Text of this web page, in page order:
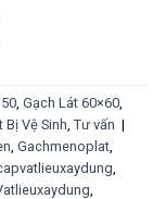
Gạch Lát 60×60
Bị Vệ Sinh Tư vấn |
Gachmenoplat